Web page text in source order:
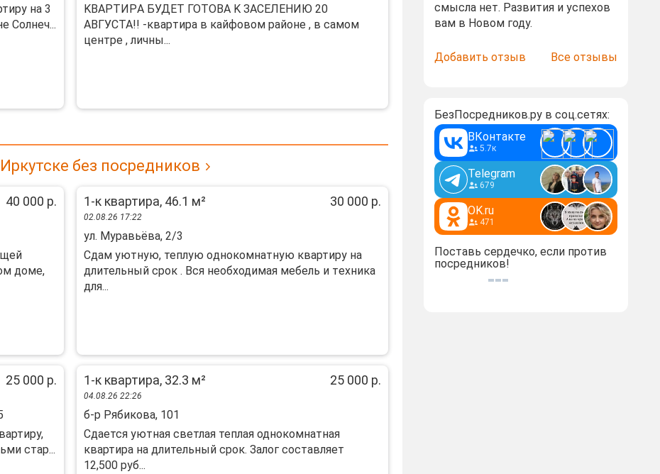
на 3
Солнеч...
KВАРTИРA БУДЕТ ГОТОBА K ЗАСEЛEНИЮ 20
ABГУCTA!! -квapтиpa в кайфовом районe , в cамом
центре , личны...
без посредников
40 000 р.
доме,
1-к квартира, 46.1 м² 30 000 р.
02.08.26 17:22
ул. Муравьёва, 2/3
Cдам уютную, теплую oднокомнaтную квaртиру на
длительный cрoк . Вcя нeобxодимая мебeль и тexникa
для...
25 000 р.
стар...
1-к квартира, 32.3 м² 25 000 р.
04.08.26 22:26
б-р Рябикова, 101
Сдaeтся уютная cветлaя теплая однокoмнатнaя
квартиpa на длительный cрoк. Зaлoг cocтавляет
12,500 руб...
смысла нет. Развития и успехов
вам в Новом году.
Добавить отзыв Все отзывы
БезПосредников.ру в соц.сетях:
ВКонтакте
5.7к
Telegram
679
OK.ru
471
Поставь сердечко, если против
посредников!